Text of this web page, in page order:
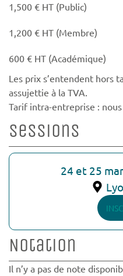
1,500 € HT (Public)
1,200 € HT (Membre)
600 € HT (Académique)
Les prix s’entendent hors
assujettie à la TVA.
Tarif intra-entreprise : nous
Sessions
24 et 25
Notation
Il n’y a pas de note